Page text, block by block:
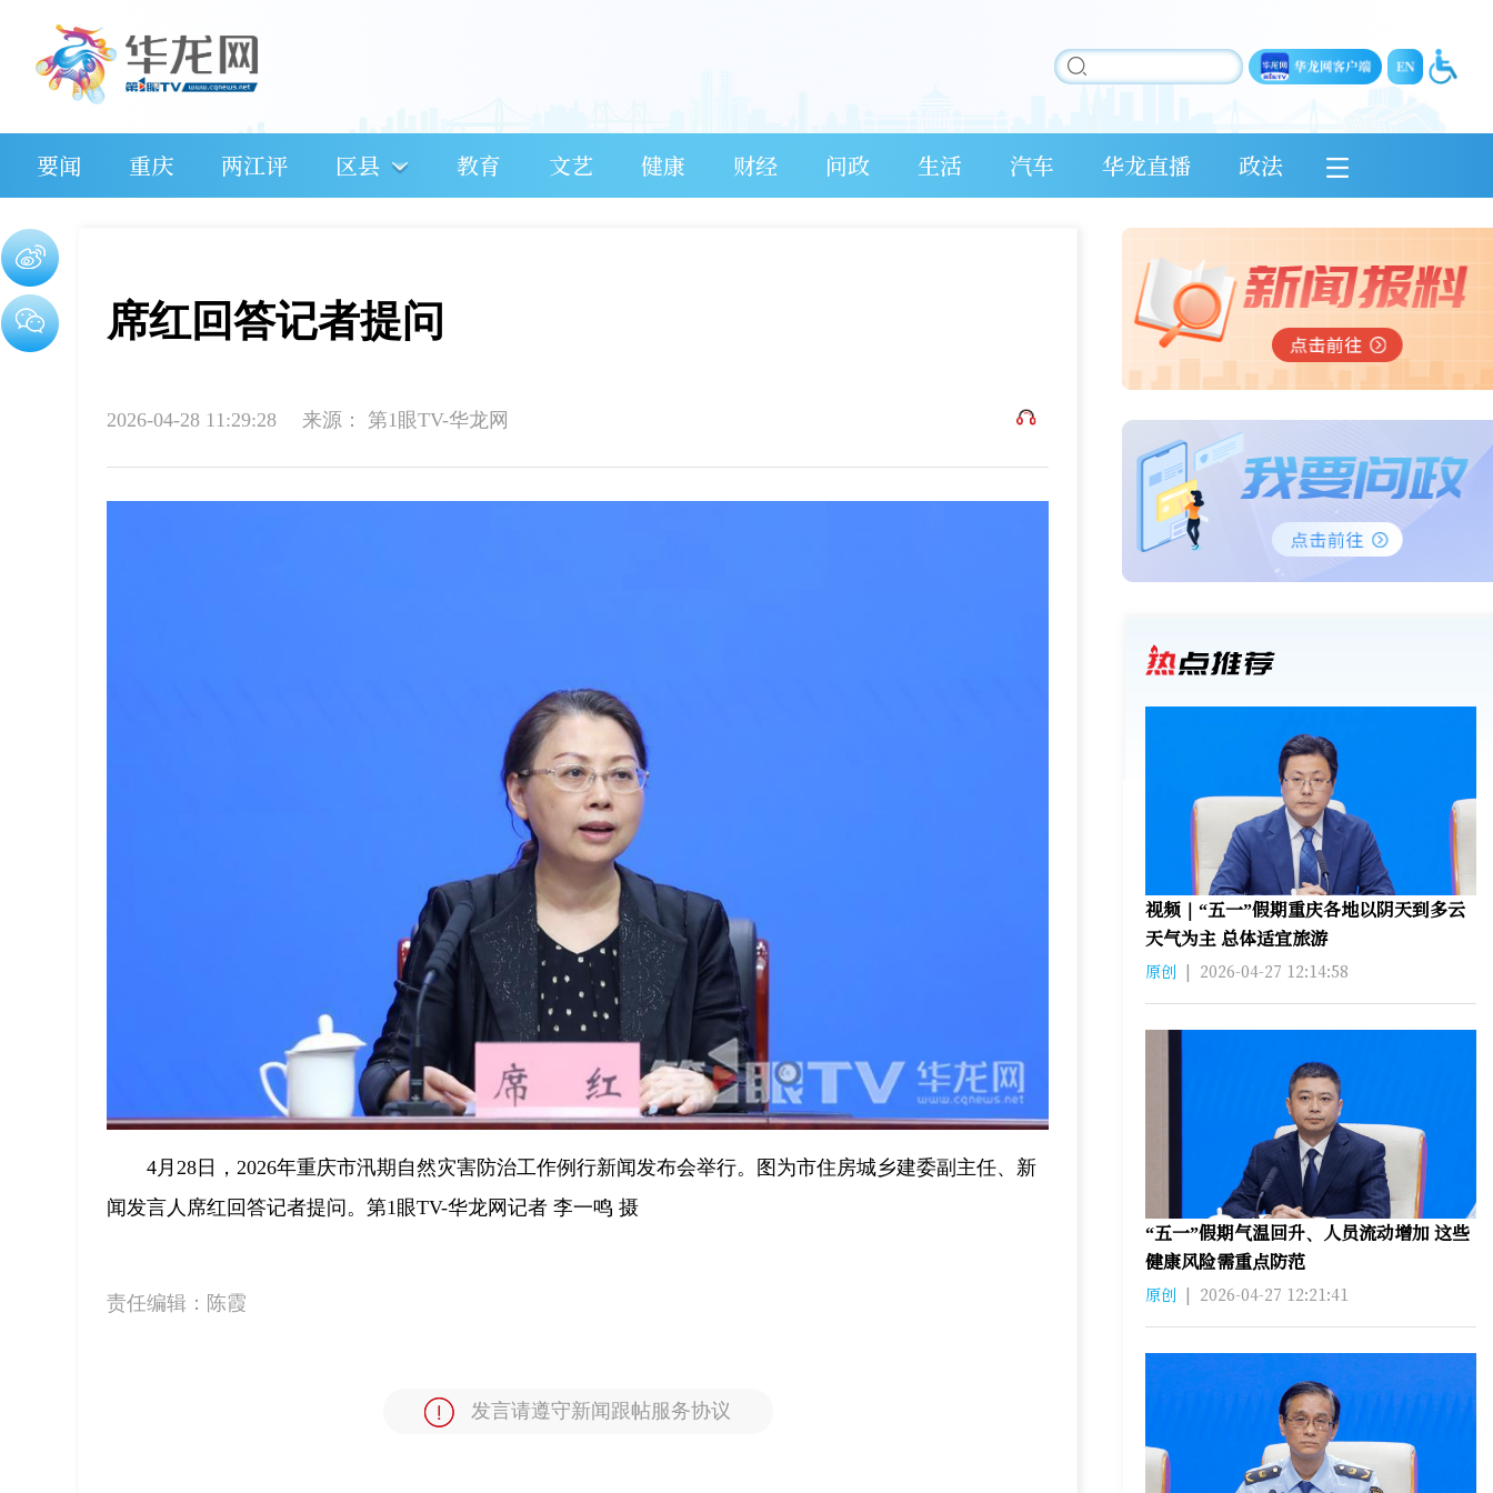
要闻 重庆 两江评 区县 教育 文艺 健康 财经 问政 生活 汽车 华龙直播 政法
席红回答记者提问
2026-04-28 11:29:28 来源： 第1眼TV-华龙网
4月28日，2026年重庆市汛期自然灾害防治工作例行新闻发布会举行。图为市住房城乡建委副主任、新
闻发言人席红回答记者提问。第1眼TV-华龙网记者 李一鸣 摄
责任编辑： 陈霞
发言请遵守新闻跟帖服务协议
视频｜“五一”假期重庆各地以阴天到多云
天气为主 总体适宜旅游
原创 | 2026-04-27 12:14:58
“五一”假期气温回升、人员流动增加 这些
健康风险需重点防范
原创 | 2026-04-27 12:21:41